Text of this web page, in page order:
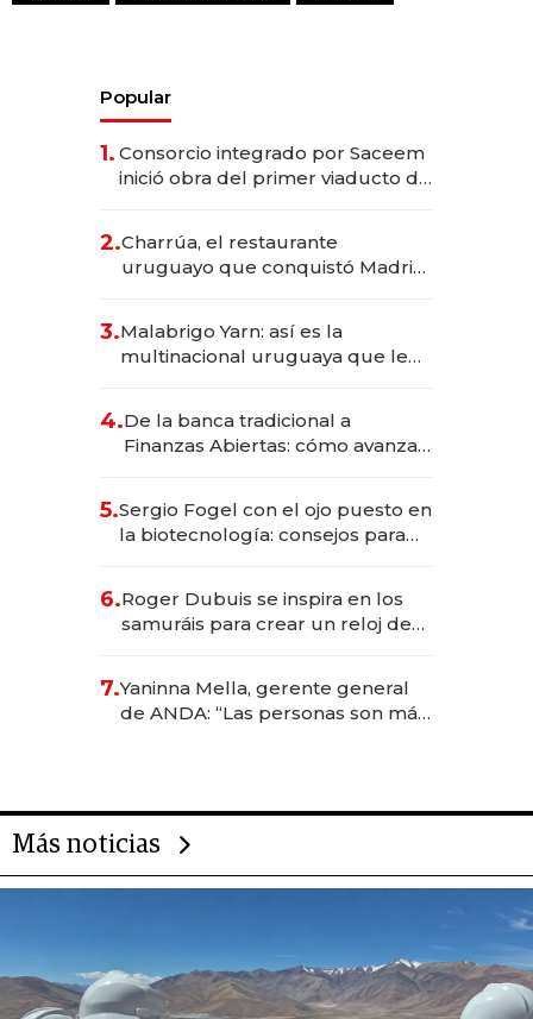
Popular
1. Consorcio integrado por Saceem
inició obra del primer viaducto de
millones
2.Charrúa, el restaurante
uruguayo que conquistó Madrid:
anticipación y prepara apertura
3.Malabrigo Yarn: así es la
multinacional uruguaya que le
4.De la banca tradicional a
Finanzas Abiertas: cómo avanza
5.Sergio Fogel con el ojo puesto en
la biotecnología: consejos para
6.Roger Dubuis se inspira en los
samuráis para crear un reloj de
7.Yaninna Mella, gerente general
de ANDA: “Las personas son más
Más noticias